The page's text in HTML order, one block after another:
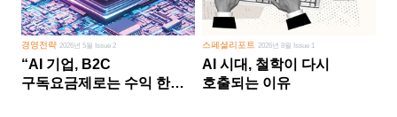
경영전략 2026년 5월 Issue 2
“AI 기업, B2C
구독요금제로는 수익 한계
스페셜리포트 2026년 8월 Issue 1
AI 시대, 철학이 다시
호출되는 이유